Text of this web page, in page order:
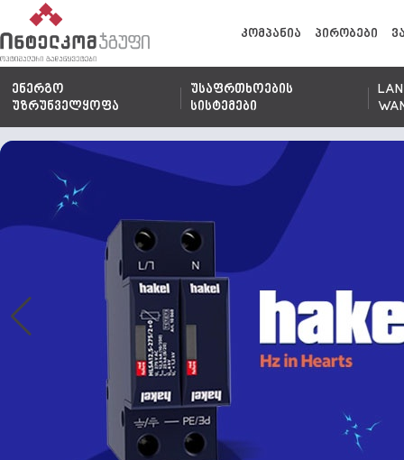
კომპანია პირობები
ენერგო
უზრუნველყოფა
უსაფრთხოების
სისტემები